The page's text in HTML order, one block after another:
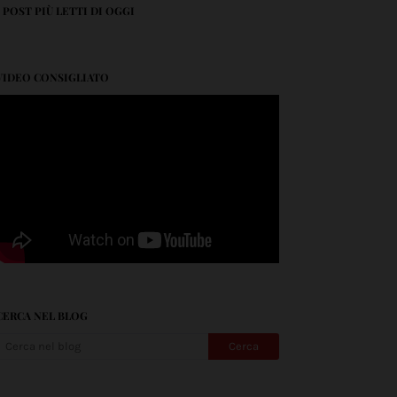
POST PIÙ LETTI DI OGGI
CONSIGLIATO
NEL BLOG